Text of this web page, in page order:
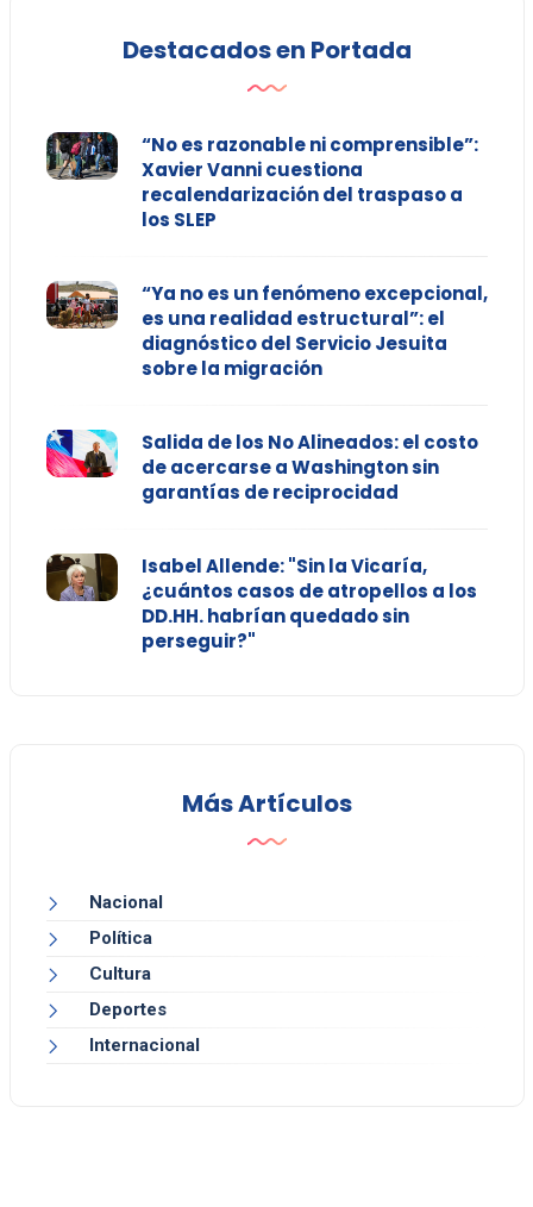
Destacados en Portada
“No es razonable ni comprensible”:
Xavier Vanni cuestiona
recalendarización del traspaso a
los SLEP
“Ya no es un fenómeno excepcional,
es una realidad estructural”: el
diagnóstico del Servicio Jesuita
sobre la migración
Salida de los No Alineados: el costo
de acercarse a Washington sin
garantías de reciprocidad
Isabel Allende: "Sin la Vicaría,
¿cuántos casos de atropellos a los
DD.HH. habrían quedado sin
perseguir?"
Más Artículos
Nacional
Política
Cultura
Deportes
Internacional